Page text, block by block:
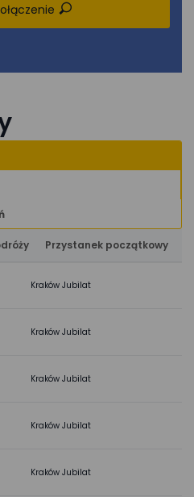
Przystanek początkowy
Kraków Jubilat
Kraków Jubilat
Kraków Jubilat
Kraków Jubilat
Kraków Jubilat